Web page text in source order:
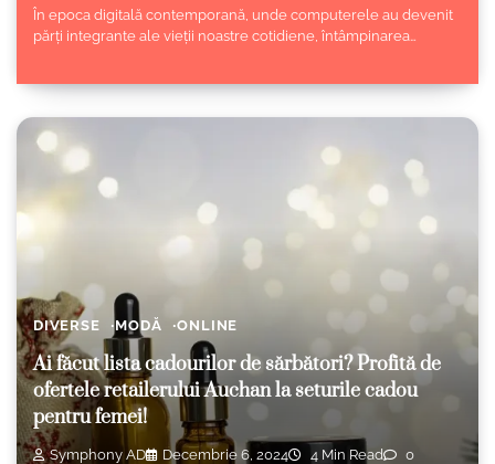
În epoca digitală contemporană, unde computerele au devenit
părți integrante ale vieții noastre cotidiene, întâmpinarea…
DIVERSE MODĂ ONLINE
Ai făcut lista cadourilor de sărbători? Profită de
ofertele retailerului Auchan la seturile cadou
pentru femei!
Symphony AD Decembrie 6, 2024 4 Min Read 0